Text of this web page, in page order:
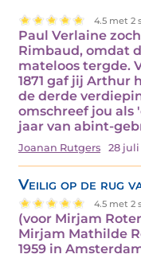
4.5 met 2
Paul Verlaine
Rimbaud, omdat
mateloos tergde.
1871 gaf jij Arthur
de derde
omschreef jou als
jaar van abint-
Joanan Rutgers 28 juli
Veilig op de rug
4.5 met 2
(voor Mirjam
Mirjam Mathilde
1959 in